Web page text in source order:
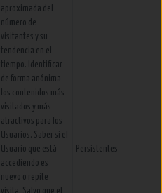
aproximada del
número de
visitantes y su
tendencia en el
tiempo. Identificar
de forma anónima
los contenidos más
visitados y más
atractivos para los
Usuarios. Saber si el
Usuario que está
accediendo es
nuevo o repite
Persistentes